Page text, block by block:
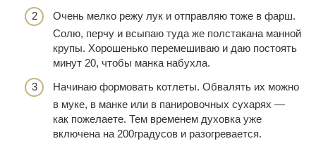
Очень мелко режу лук и отправляю тоже в фарш.
Солю, перчу и всыпаю туда же полстакана манной
крупы. Хорошенько перемешиваю и даю постоять
минут 20, чтобы манка набухла.
Начинаю формовать котлеты. Обвалять их можно
в муке, в манке или в панировочных сухарях —
как пожелаете. Тем временем духовка уже
включена на 200градусов и разогревается.